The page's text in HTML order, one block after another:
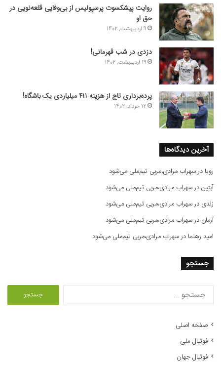
روایت پیشکسوت پرسپولیس از بی‌وفایی قلعه‌نویی در
حق او
9 اردیبهشت, 1402
دزدی در شب قهرمانی!
19 اردیبهشت, 1402
پرده‌برداری تاج از هزینه ۴۱۱ میلیاردی یک باشگاه!
12 خرداد, 1402
آخرین دیدگاه‌ها
رویا درسهراب مرادی،مربی تیم‌ملی می‌شود
آبتیندرسهراب مرادی،مربی تیم‌ملی می‌شود
زندی درسهراب مرادی،مربی تیم‌ملی می‌شود
آرمان درسهراب مرادی،مربی تیم‌ملی می‌شود
امید رهنما درسهراب مرادی،مربی تیم‌ملی می‌شود
جستجو
صفحه اصلی
فوتبال ملی
فوتبال جهان